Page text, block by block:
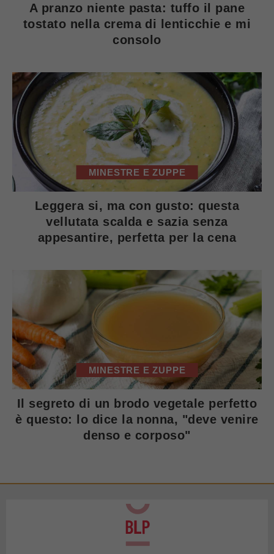
A pranzo niente pasta: tuffo il pane
tostato nella crema di lenticchie e mi
consolo
MINESTRE E ZUPPE
Leggera si, ma con gusto: questa
vellutata scalda e sazia senza
appesantire, perfetta per la cena
MINESTRE E ZUPPE
Il segreto di un brodo vegetale perfetto
è questo: lo dice la nonna, "deve venire
denso e corposo"